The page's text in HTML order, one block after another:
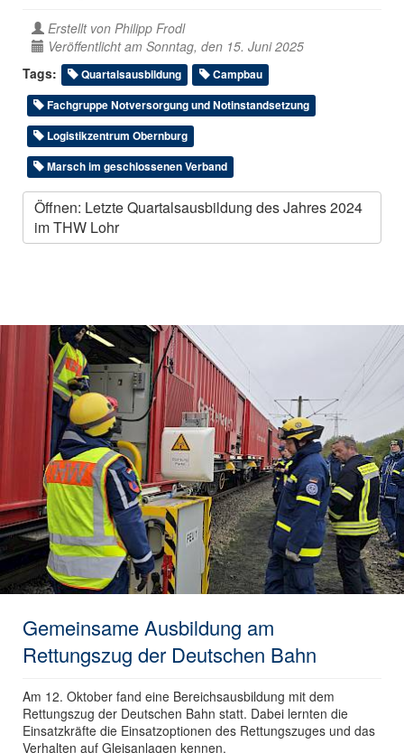
Erstellt von Philipp Frodl
Veröffentlicht am Sonntag, den 15. Juni 2025
Tags:
Quartalsausbildung
Campbau
Fachgruppe Notversorgung und Notinstandsetzung
Logistikzentrum Obernburg
Marsch im geschlossenen Verband
Öffnen: Letzte Quartalsausbildung des Jahres 2024
im THW Lohr
Gemeinsame Ausbildung am
Rettungszug der Deutschen Bahn
Am 12. Oktober fand eine Bereichsausbildung mit dem
Rettungszug der Deutschen Bahn statt. Dabei lernten die
Einsatzkräfte die Einsatzoptionen des Rettungszuges und das
Verhalten auf Gleisanlagen kennen.